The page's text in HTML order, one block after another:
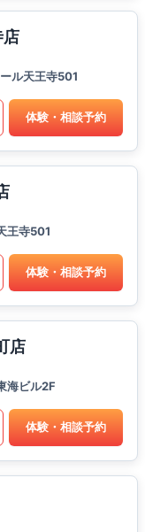
店
ル天王寺501
体験・相談予約
王寺501
体験・相談予約
店
海ビル2F
体験・相談予約